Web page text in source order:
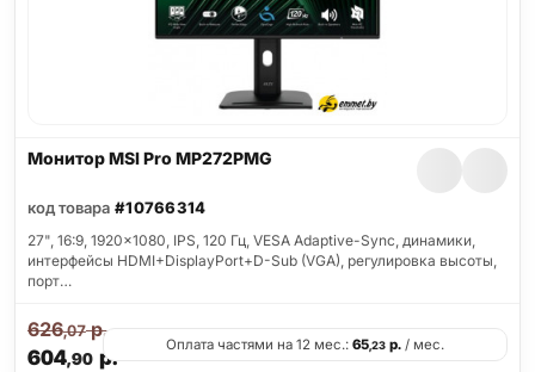
Монитор MSI Pro MP272PMG
код товара #10766314
27", 16:9, 1920x1080, IPS, 120 Гц, VESA Adaptive-Sync, динамики,
интерфейсы HDMI+DisplayPort+D-Sub (VGA), регулировка высоты,
порт…
604,90р.
626,07р.
Оплата частями на 12 мес.: 65,23 р. / мес.